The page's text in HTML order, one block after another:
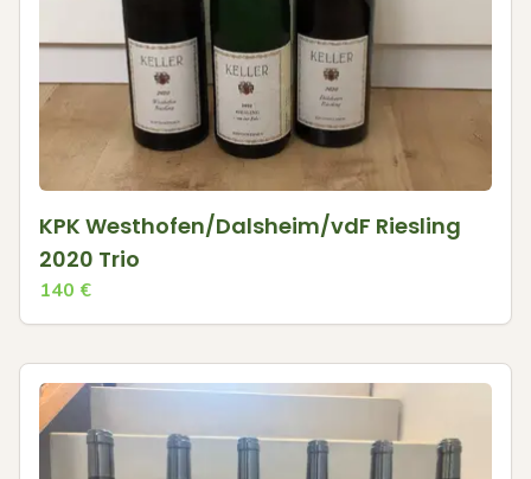
KPK Westhofen/Dalsheim/vdF Riesling
2020 Trio
140 €